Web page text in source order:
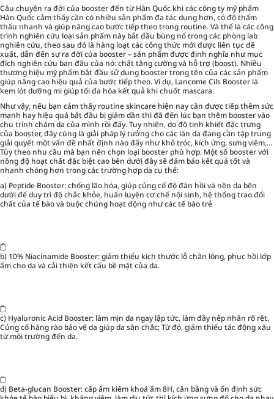
Câu chuyện ra đời của booster đến từ Hàn Quốc khi các công ty mỹ phẩm
Hàn Quốc cảm thấy cần có nhiều sản phẩm đa tác dụng hơn, có độ thẩm
thấu nhanh và giúp nâng cao bước tiếp theo trong routine. Và thế là các công
trình nghiên cứu loại sản phẩm này bắt đầu bùng nổ trong các phòng lab
nghiên cứu, theo sau đó là hàng loạt các công thức mới được liên tục đề
xuất, dẫn đến sự ra đời của booster – sản phẩm được định nghĩa như mục
đích nghiên cứu ban đầu của nó: chất tăng cường và hỗ trợ (boost). Nhiều
thương hiệu mỹ phẩm bắt đầu sử dụng booster trong tên của các sản phẩm
giúp nâng cao hiệu quả của bước tiếp theo. Ví dụ, Lancome Cils Booster là
kem lót dưỡng mi giúp tối đa hóa kết quả khi chuốt mascara.
Như vậy, nếu bạn cảm thấy routine skincare hiện nay cần được tiếp thêm sức
mạnh hay hiệu quả bắt đầu bị giảm dần thì đã đến lúc bạn thêm booster vào
chu trình chăm da của mình rồi đấy. Tuy nhiên, do độ tinh khiết đặc trưng
của booster, đây cùng là giải pháp lý tưởng cho các làn da đang cần tập trung
giải quyết một vấn đề nhất định nào đấy như khô tróc, kích ứng, sưng viêm,…
Tùy theo nhu cầu mà bạn nên chọn loại booster phù hợp. Một số booster với
nồng độ hoạt chất đặc biệt cao bên dưới đây sẽ đảm bảo kết quả tốt và
nhanh chóng hơn trong các trường hợp da cụ thể:
a) Peptide Booster: chống lão hóa, giúp củng cố độ đàn hồi và nền da bên
dưới để duy trì độ chắc khỏe, huấn luyện cơ chế nội sinh, hệ thống trao đổi
chất của tế bào và buộc chúng hoạt động như các tế bào trẻ
b) 10% Niacinamide Booster:giảm thiểu kích thước lỗ chân lông, phục hồi lớp
ẩm cho da và cải thiện kết cấu bề mặt của da.
c) Hyaluronic Acid Booster: làm mịn da ngay lập tức, làm đầy nếp nhăn rõ rệt,
Củng cố hàng rào bảo vệ da giúp da săn chắc; Từ đó, giảm thiểu tác động xấu
từ môi trường đến da.
d) Beta-glucan Booster: cấp ẩm kiêm khoá ẩm 8H, cân bằng và ổn định sức